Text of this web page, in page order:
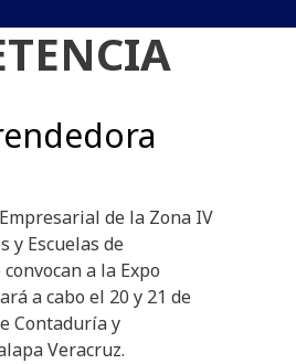
de la Zona IV
y Escuelas de
a la Expo
a cabo el 20 y 21 de
Contaduría y
Veracruz.